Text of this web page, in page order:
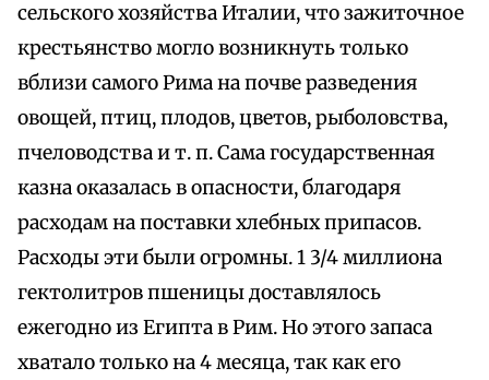
сельского хозяйства Италии, что зажиточное
крестьянство могло возникнуть только
вблизи самого Рима на почве разведения
овощей, птиц, плодов, цветов, рыболовства,
пчеловодства и т. п. Сама государственная
казна оказалась в опасности, благодаря
расходам на поставки хлебных припасов.
Расходы эти были огромны. 1 3/4 миллиона
гектолитров пшеницы доставлялось
ежегодно из Египта в Рим. Но этого запаса
хватало только на 4 месяца, так как его